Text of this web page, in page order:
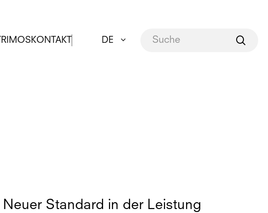
TRIMOS KONTAKT DE
Neuer Standard in der Leistung